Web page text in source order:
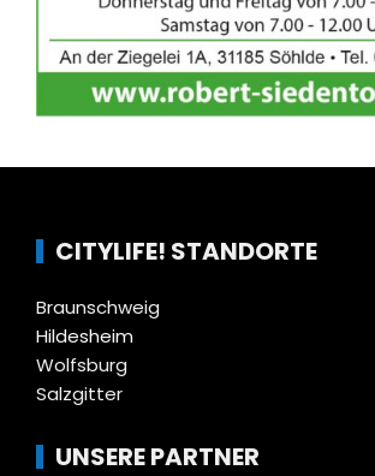
CITYLIFE! STANDORTE
Braunschweig
Hildesheim
Wolfsburg
Salzgitter
UNSERE PARTNER